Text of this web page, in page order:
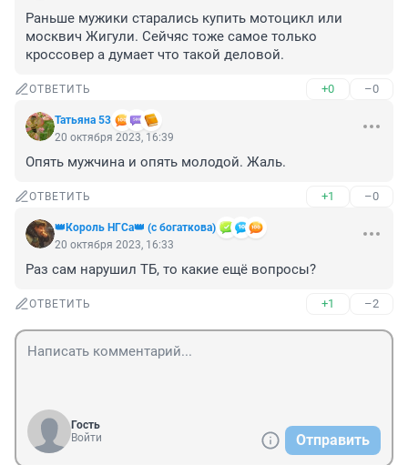
Раньше мужики старались купить мотоцикл или
москвич Жигули. Сейчяс тоже самое только
кроссовер а думает что такой деловой.
ОТВЕТИТЬ +0 –0
Татьяна 53
20 октября 2023, 16:39
Опять мужчина и опять молодой. Жаль.
ОТВЕТИТЬ +1 –0
👑Король НГСа👑 (с богаткова)
20 октября 2023, 16:33
Раз сам нарушил ТБ, то какие ещё вопросы?
ОТВЕТИТЬ +1 –2
Гость
Войти
Отправить